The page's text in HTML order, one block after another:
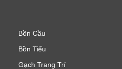
Bồn Cầu
Bồn Tiểu
Gạch Trang Trí